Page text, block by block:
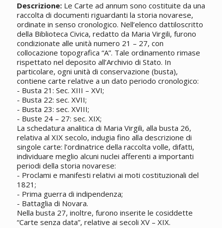
Descrizione:Le Carte ad annum sono costituite da una
raccolta di documenti riguardanti la storia novarese,
ordinate in senso cronologico. Nell’elenco dattiloscritto
della Biblioteca Civica, redatto da Maria Virgili, furono
condizionate alle unità numero 21 – 27, con
collocazione topografica “A”. Tale ordinamento rimase
rispettato nel deposito all’Archivio di Stato. In
particolare, ogni unità di conservazione (busta),
contiene carte relative a un dato periodo cronologico:
- Busta 21: Sec. XIII – XVI;
- Busta 22: sec. XVII;
- Busta 23: sec. XVIII;
- Buste 24 – 27: sec. XIX;
La schedatura analitica di Maria Virgili, alla busta 26,
relativa al XIX secolo, indugia fino alla descrizione di
singole carte: l’ordinatrice della raccolta volle, difatti,
individuare meglio alcuni nuclei afferenti a importanti
periodi della storia novarese:
- Proclami e manifesti relativi ai moti costituzionali del
1821;
- Prima guerra di indipendenza;
- Battaglia di Novara.
Nella busta 27, inoltre, furono inserite le cosiddette
“Carte senza data”, relative ai secoli XV – XIX.